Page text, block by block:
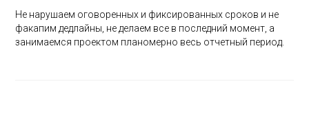
Не нарушаем оговоренных и фиксированных сроков и не
факапим дедлайны, не делаем все в последний момент, а
занимаемся проектом планомерно весь отчетный период.